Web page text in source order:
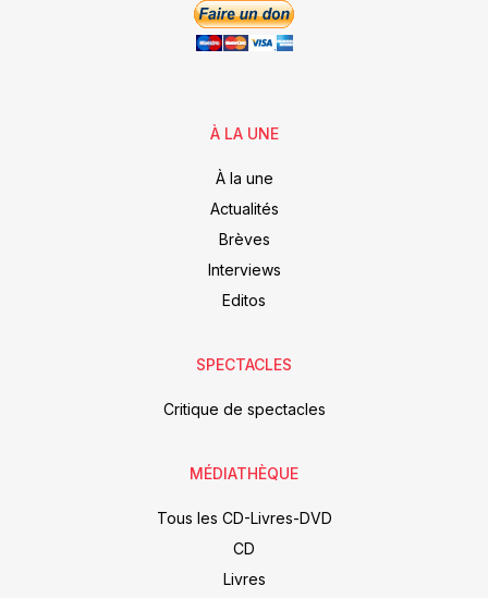
À LA UNE
À la une
Actualités
Brèves
Interviews
Editos
SPECTACLES
Critique de spectacles
MÉDIATHÈQUE
Tous les CD-Livres-DVD
CD
Livres